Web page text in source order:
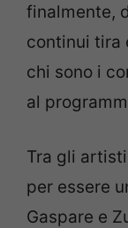
finalmente,
continui tira
chi sono i
al
Tra gli
per essere
Gaspare e